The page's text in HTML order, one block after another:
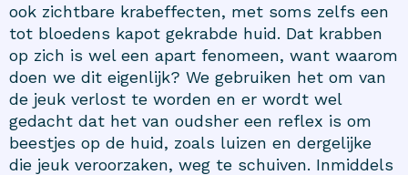
ook zichtbare krabeffecten, met soms zelfs een
tot bloedens kapot gekrabde huid. Dat krabben
op zich is wel een apart fenomeen, want waarom
doen we dit eigenlijk? We gebruiken het om van
de jeuk verlost te worden en er wordt wel
gedacht dat het van oudsher een reflex is om
beestjes op de huid, zoals luizen en dergelijke
die jeuk veroorzaken, weg te schuiven. Inmiddels